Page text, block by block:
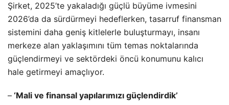
Şirket, 2025’te yakaladığı güçlü büyüme ivmesini
2026’da da sürdürmeyi hedeflerken, tasarruf finansman
sistemini daha geniş kitlelerle buluşturmayı, insanı
merkeze alan yaklaşımını tüm temas noktalarında
güçlendirmeyi ve sektördeki öncü konumunu kalıcı
hale getirmeyi amaçlıyor.
– ‘Mali ve finansal yapılarımızı güçlendirdik’